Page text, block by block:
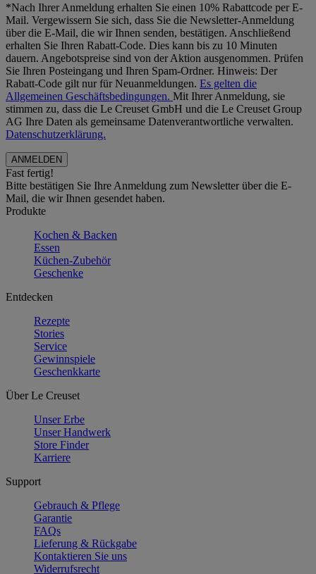
*Nach Ihrer Anmeldung erhalten Sie einen 10% Rabattcode per E-
Mail. Vergewissern Sie sich, dass Sie die Newsletter-Anmeldung
über die E-Mail, die wir Ihnen senden, bestätigen. Anschließend
erhalten Sie Ihren Rabatt-Code. Dies kann bis zu 10 Minuten
dauern. Angebotspreise sind von der Aktion ausgenommen. Prüfen
Sie Ihren Posteingang und Ihren Spam-Ordner. Hinweis: Der
Rabatt-Code gilt nur für Neuanmeldungen. Es gelten die
Allgemeinen Geschäftsbedingungen. Mit Ihrer Anmeldung, sie
stimmen zu, dass die Le Creuset GmbH und die Le Creuset Group
AG Ihre Daten als gemeinsame Datenverantwortliche verwalten.
Datenschutzerklärung.
Fast fertig!
Bitte bestätigen Sie Ihre Anmeldung zum Newsletter über die E-
Mail, die wir Ihnen gesendet haben.
Produkte
Kochen & Backen
Essen
Küchen-Zubehör
Geschenke
Entdecken
Rezepte
Stories
Service
Gewinnspiele
Geschenkkarte
Über Le Creuset
Unser Erbe
Unser Handwerk
Store Finder
Karriere
Support
Gebrauch & Pflege
Garantie
FAQs
Lieferung & Rückgabe
Kontaktieren Sie uns
Widerrufsrecht